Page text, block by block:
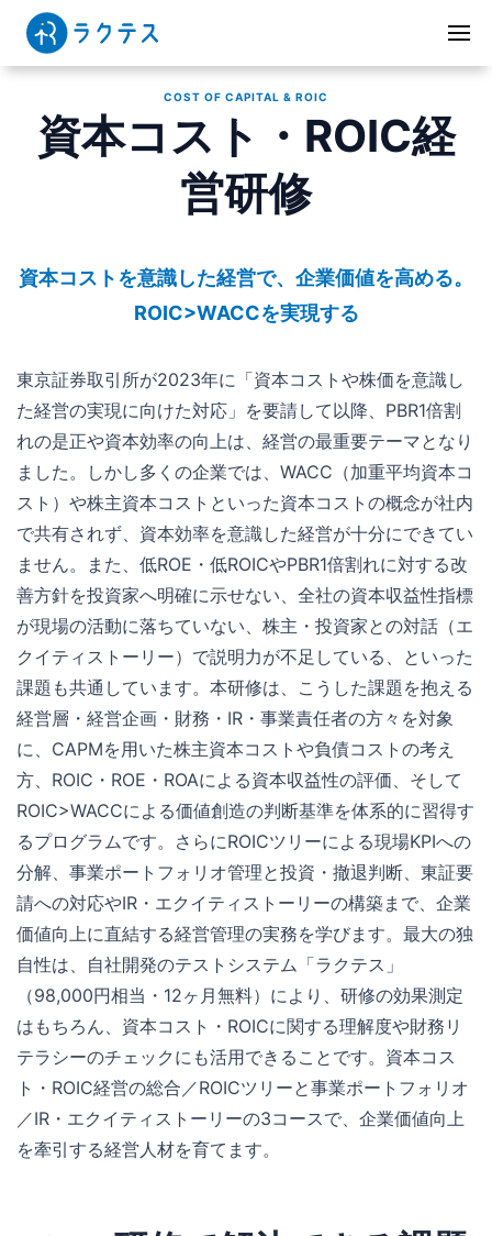
COST OF CAPITAL & ROIC
資本コスト・ROIC経
営研修
資本コストを意識した経営で、企業価値を高める。
ROIC>WACCを実現する
東京証券取引所が2023年に「資本コストや株価を意識し
た経営の実現に向けた対応」を要請して以降、PBR1倍割
れの是正や資本効率の向上は、経営の最重要テーマとなり
ました。しかし多くの企業では、WACC（加重平均資本コ
スト）や株主資本コストといった資本コストの概念が社内
で共有されず、資本効率を意識した経営が十分にできてい
ません。また、低ROE・低ROICやPBR1倍割れに対する改
善方針を投資家へ明確に示せない、全社の資本収益性指標
が現場の活動に落ちていない、株主・投資家との対話（エ
クイティストーリー）で説明力が不足している、といった
課題も共通しています。本研修は、こうした課題を抱える
経営層・経営企画・財務・IR・事業責任者の方々を対象
に、CAPMを用いた株主資本コストや負債コストの考え
方、ROIC・ROE・ROAによる資本収益性の評価、そして
ROIC>WACCによる価値創造の判断基準を体系的に習得す
るプログラムです。さらにROICツリーによる現場KPIへの
分解、事業ポートフォリオ管理と投資・撤退判断、東証要
請への対応やIR・エクイティストーリーの構築まで、企業
価値向上に直結する経営管理の実務を学びます。最大の独
自性は、自社開発のテストシステム「ラクテス」
（98,000円相当・12ヶ月無料）により、研修の効果測定
はもちろん、資本コスト・ROICに関する理解度や財務リ
テラシーのチェックにも活用できることです。資本コス
ト・ROIC経営の総合／ROICツリーと事業ポートフォリオ
／IR・エクイティストーリーの3コースで、企業価値向上
を牽引する経営人材を育てます。